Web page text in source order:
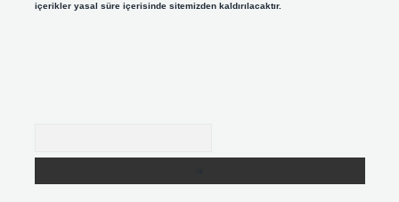
içerikler yasal süre içerisinde sitemizden kaldırılacaktır.